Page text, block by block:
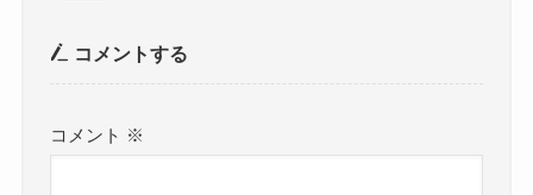
コメントする
コメント ※